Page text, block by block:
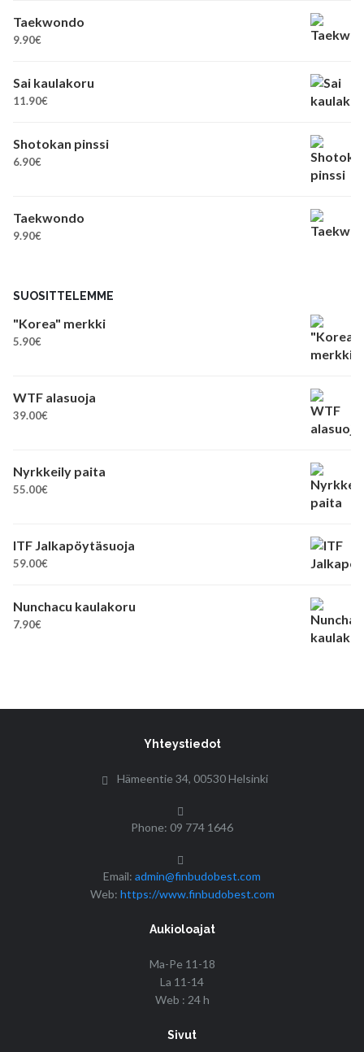
Taekwondo
9.90€
Sai kaulakoru
11.90€
Shotokan pinssi
6.90€
Taekwondo
9.90€
SUOSITTELEMME
"Korea" merkki
5.90€
WTF alasuoja
39.00€
Nyrkkeily paita
55.00€
ITF Jalkapöytäsuoja
59.00€
Nunchacu kaulakoru
7.90€
Yhteystiedot
Hämeentie 34, 00530 Helsinki
Phone: 09 774 1646
Email: admin@finbudobest.com
Web: https://www.finbudobest.com
Aukioloajat
Ma-Pe 11-18
La 11-14
Web : 24 h
Sivut